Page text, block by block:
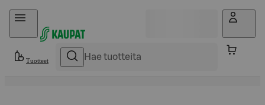
Hyppää sisältöön
Tuotteet